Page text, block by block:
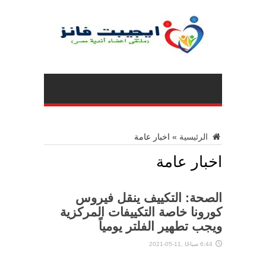
الرئيسية » اخبار عامة
اخبار عامة
الصحة: التكييف ينقل فيروس
كورونا خاصة التكييفات المركزية
ويجب تطهير الفلتر يومياً
6:44 صباحًا ,11-05-2021